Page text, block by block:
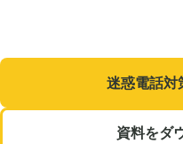
迷惑電話対
資料をダ